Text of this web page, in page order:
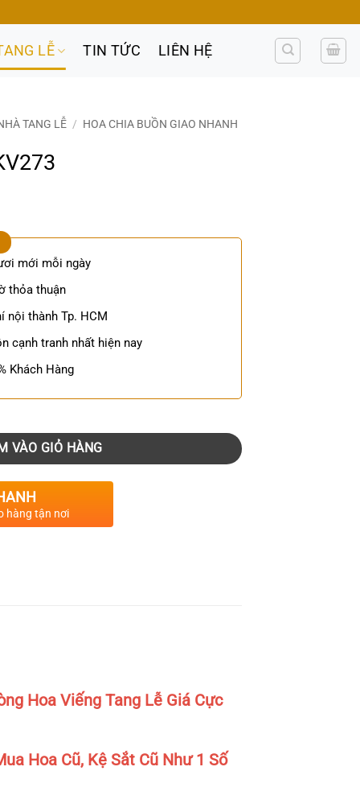
LỄ TIN TỨC LIÊN HỆ
TANG LỄ / HOA CHIA BUỒN GIAO NHANH
mới mỗi ngày
thỏa thuận
nội thành Tp. HCM
cạnh tranh nhất hiện nay
Khách Hàng
VÀO GIỎ HÀNG
hàng tận nơi
Hoa Viếng Tang Lễ Giá Cực
Hoa Cũ, Kệ Sắt Cũ Như 1 Số